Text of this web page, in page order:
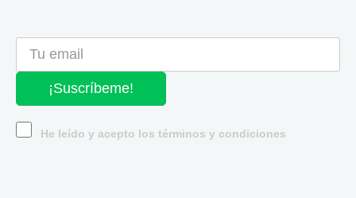
¡Suscríbeme!
He leído y acepto los términos y condiciones